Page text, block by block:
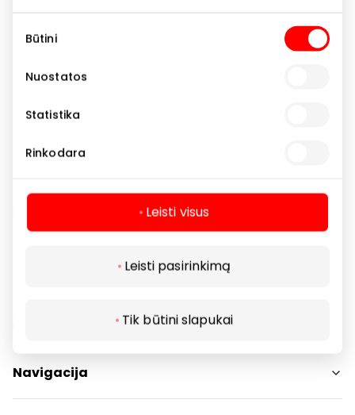
pasirinkimas
Būtini
Nuostatos
Statistika
Rinkodara
Leisti visus
Leisti pasirinkimą
Tik būtini slapukai
Nuo 2026.07.01
*Pasiūlymas galioja 2026 07 01 – 2026 07 31, perkant
ribotas. Neradę prekių vienoje EUROVAISTINĖJE,
Navigacija
Parduotuvės